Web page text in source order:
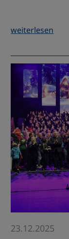
weiterlesen
23.12.2025